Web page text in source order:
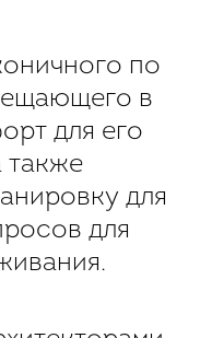
по
в
для его
также
для
для